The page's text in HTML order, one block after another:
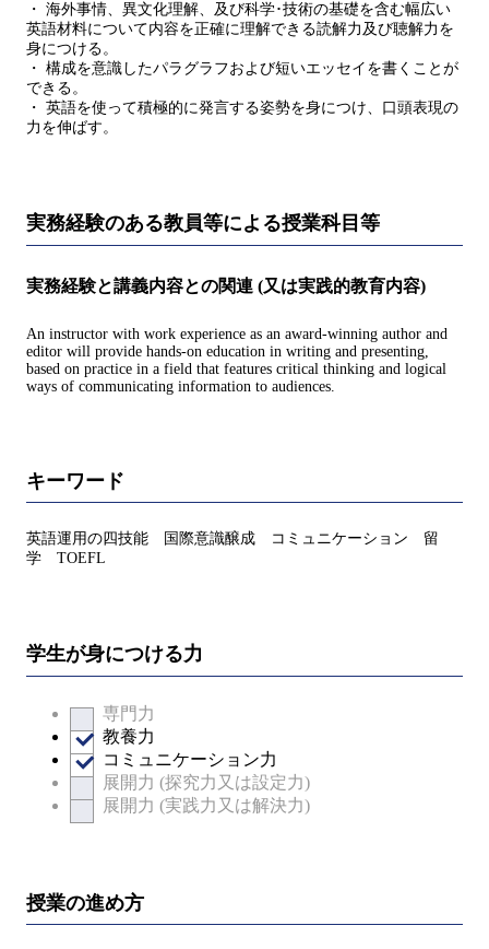
・ 海外事情、異文化理解、及び科学･技術の基礎を含む幅広い
英語材料について内容を正確に理解できる読解力及び聴解力を
身につける。
・ 構成を意識したパラグラフおよび短いエッセイを書くことが
できる。
・ 英語を使って積極的に発言する姿勢を身につけ、口頭表現の
力を伸ばす。
実務経験のある教員等による授業科目等
実務経験と講義内容との関連 (又は実践的教育内容)
An instructor with work experience as an award-winning author and
editor will provide hands-on education in writing and presenting,
based on practice in a field that features critical thinking and logical
ways of communicating information to audiences.
キーワード
英語運用の四技能 国際意識醸成 コミュニケーション 留
学 TOEFL
学生が身につける力
専門力
教養力
コミュニケーション力
展開力 (探究力又は設定力)
展開力 (実践力又は解決力)
授業の進め方